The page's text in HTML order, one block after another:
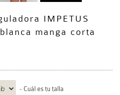
IMPETUS
manga corta
- Cuál es tu talla